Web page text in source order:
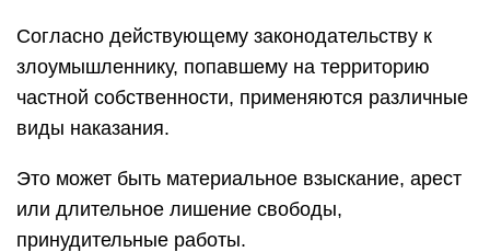
Согласно действующему законодательству к
злоумышленнику, попавшему на территорию
частной собственности, применяются различные
виды наказания.
Это может быть материальное взыскание, арест
или длительное лишение свободы,
принудительные работы.